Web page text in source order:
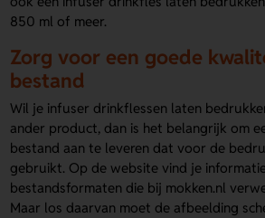
850 ml of meer.
Zorg voor een goede
bestand
Wil je infuser drinkflessen laten
ander product, dan is het belangrijk om
bestand aan te leveren dat voor de
gebruikt. Op de website vind je
bestandsformaten die bij mokken.nl
Maar los daarvan moet de afbeelding